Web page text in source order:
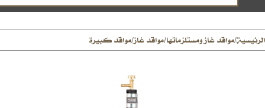
الرئيسية/مواقد غاز ومستلزماتها/مواقد غاز/مواقد كبيرة